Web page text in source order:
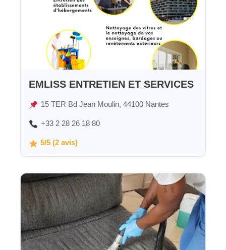
EMLISS ENTRETIEN ET SERVICES
15 TER Bd Jean Moulin, 44100 Nantes
+33 2 28 26 18 80
5/5 (2 avis)